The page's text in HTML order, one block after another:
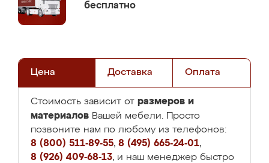
бесплатно
Цена Доставка Оплата
Стоимость зависит от размеров и
материалов Вашей мебели. Просто
позвоните нам по любому из телефонов:
8 (800) 511-89-55, 8 (495) 665-24-01,
8 (926) 409-68-13, и наш менеджер быстро